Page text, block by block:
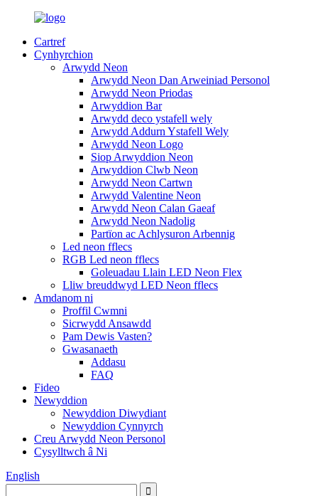
Cartref
Cynhyrchion
Arwydd Neon
Arwydd Neon Dan Arweiniad Personol
Arwydd Neon Priodas
Arwyddion Bar
Arwydd deco ystafell wely
Arwydd Addurn Ystafell Wely
Arwydd Neon Logo
Siop Arwyddion Neon
Arwyddion Clwb Neon
Arwydd Neon Cartwn
Arwydd Valentine Neon
Arwydd Neon Calan Gaeaf
Arwydd Neon Nadolig
Partïon ac Achlysuron Arbennig
Led neon fflecs
RGB Led neon fflecs
Goleuadau Llain LED Neon Flex
Lliw breuddwyd LED Neon fflecs
Amdanom ni
Proffil Cwmni
Sicrwydd Ansawdd
Pam Dewis Vasten?
Gwasanaeth
Addasu
FAQ
Fideo
Newyddion
Newyddion Diwydiant
Newyddion Cynnyrch
Creu Arwydd Neon Personol
Cysylltwch â Ni
English